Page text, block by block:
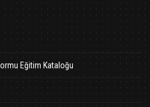
Eğitim Kataloğu